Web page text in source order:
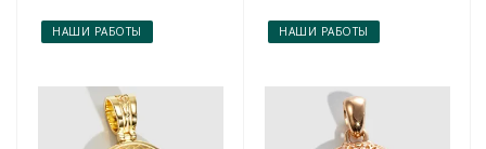
НАШИ РАБОТЫ НАШИ РАБОТЫ